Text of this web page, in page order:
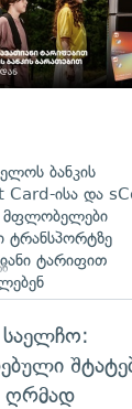
ბანკის
ისა და
მფლობელები
ტრანსპორტზე
ტარიფით
საელჩო:
ღრმად